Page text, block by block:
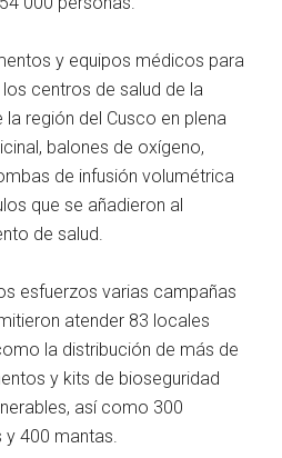
y equipos médicos para
centros de salud de la
la región del Cusco en plena
balones de oxígeno,
de infusión volumétrica
que se añadieron al
de salud.
esfuerzos varias campañas
atender 83 locales
la distribución de más de
y kits de bioseguridad
así como 300
y 400 mantas.